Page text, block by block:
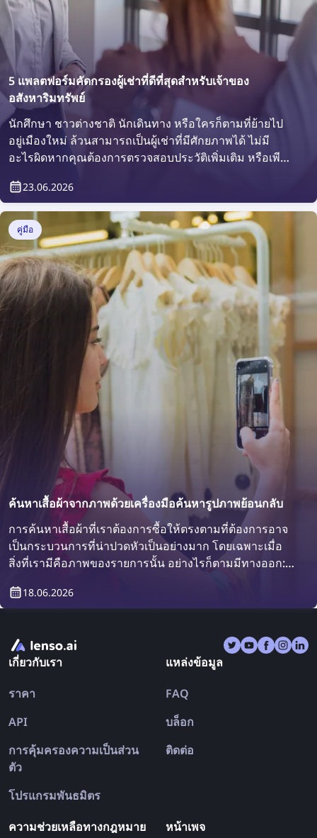
5 แพลตฟอร์มคัดกรองผู้เช่าที่ดีที่สุดสำหรับเจ้าของ
อสังหาริมทรัพย์
นักศึกษา ชาวต่างชาติ นักเดินทาง หรือใครก็ตามที่ย้ายไป
อยู่เมืองใหม่ ล้วนสามารถเป็นผู้เช่าที่มีศักยภาพได้ ไม่มี
อะไรผิดหากคุณต้องการตรวจสอบประวัติเพิ่มเติม หรือเพียง
คุณ แล้วจะทำได้อย่างไร? คำตอบคือทำได้ง่าย ๆ ด้วย
แพลตฟอร์มคัดกรองผู้เช่า
23.06.2026
คู่มือ
ค้นหาเสื้อผ้าจากภาพด้วยเครื่องมือค้นหารูปภาพย้อนกลับ
การค้นหาเสื้อผ้าที่เราต้องการซื้อให้ตรงตามที่ต้องการอาจ
เป็นกระบวนการที่น่าปวดหัวเป็นอย่างมาก โดยเฉพาะเมื่อ
สิ่งที่เรามีคือภาพของรายการนั้น อย่างไรก็ตามมีทางออก:
จากการค้นหารูปภาพย้อนกลับ
18.06.2026
เกี่ยวกับเรา
ราคา
API
การคุ้มครองความเป็นส่วน
ตัว
โปรแกรมพันธมิตร
แหล่งข้อมูล
FAQ
บล็อก
ติดต่อ
ความช่วยเหลือทางกฎหมาย หน้าเพจ